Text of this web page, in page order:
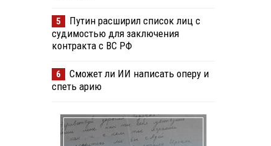
5
Путин расширил список лиц с
судимостью для заключения
контракта с ВС РФ
6
Сможет ли ИИ написать оперу и
спеть арию